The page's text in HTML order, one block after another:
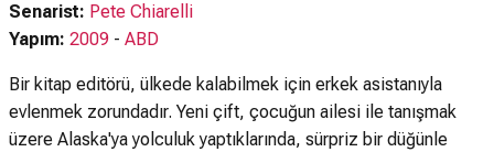
Senarist: Pete Chiarelli
Yapım: 2009 - ABD
Bir kitap editörü, ülkede kalabilmek için erkek asistanıyla
evlenmek zorundadır. Yeni çift, çocuğun ailesi ile tanışmak
üzere Alaska'ya yolculuk yaptıklarında, sürpriz bir düğünle